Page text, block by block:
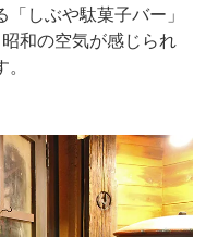
しぶや駄菓子バー」
和の空気が感じられ